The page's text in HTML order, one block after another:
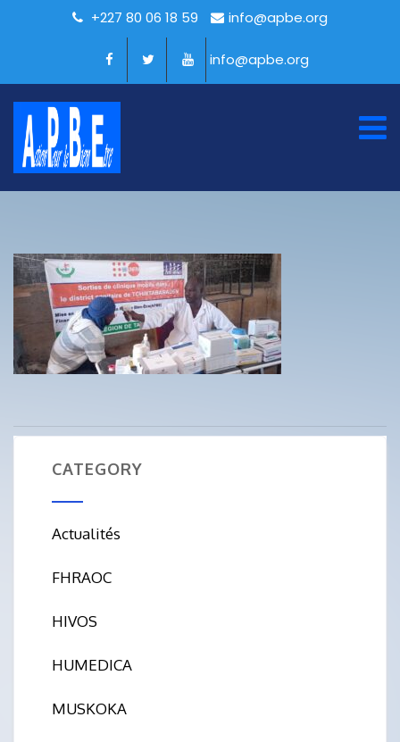
+227 80 06 18 59 info@apbe.org
info@apbe.org
CATEGORY
Actualités
FHRAOC
HIVOS
HUMEDICA
MUSKOKA